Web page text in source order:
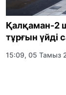
Қалқаман-2
тұрғын үйді
15:09, 05 Тамыз